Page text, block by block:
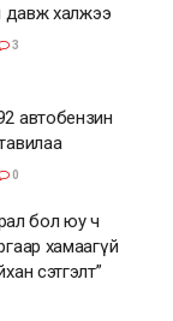
давж халжээ
3
автобензин
0
бол юу ч
хамаагүй
сэтгэлт”